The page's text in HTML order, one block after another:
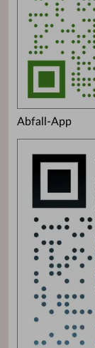
Abfall-App